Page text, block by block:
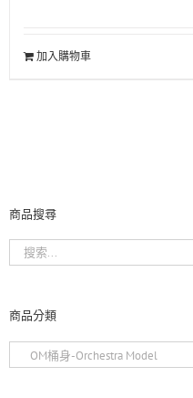
加入購物車
商品搜尋
商品分類